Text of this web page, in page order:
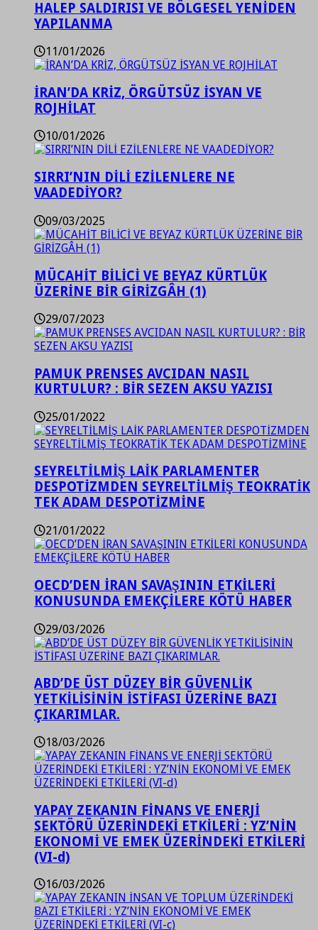
HALEP SALDIRISI VE BÖLGESEL YENİDEN
YAPILANMA
11/01/2026
İRAN’DA KRİZ, ÖRGÜTSÜZ İSYAN VE
ROJHİLAT
10/01/2026
SIRRI’NIN DİLİ EZİLENLERE NE
VAADEDİYOR?
09/03/2025
MÜCAHİT BİLİCİ VE BEYAZ KÜRTLÜK
ÜZERİNE BİR GİRİZGÂH (1)
29/07/2023
PAMUK PRENSES AVCIDAN NASIL
KURTULUR? : BİR SEZEN AKSU YAZISI
25/01/2022
SEYRELTİLMİŞ LAİK PARLAMENTER
DESPOTİZMDEN SEYRELTİLMİŞ TEOKRATİK
TEK ADAM DESPOTİZMİNE
21/01/2022
OECD’DEN İRAN SAVAŞININ ETKİLERİ
KONUSUNDA EMEKÇİLERE KÖTÜ HABER
29/03/2026
ABD’DE ÜST DÜZEY BİR GÜVENLİK
YETKİLİSİNİN İSTİFASI ÜZERİNE BAZI
ÇIKARIMLAR.
18/03/2026
YAPAY ZEKANIN FİNANS VE ENERJİ
SEKTÖRÜ ÜZERİNDEKİ ETKİLERİ : YZ’NİN
EKONOMİ VE EMEK ÜZERİNDEKİ ETKİLERİ
(VI-d)
16/03/2026